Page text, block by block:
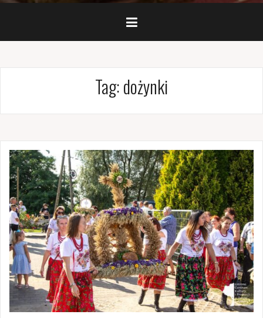
Tag:dożynki